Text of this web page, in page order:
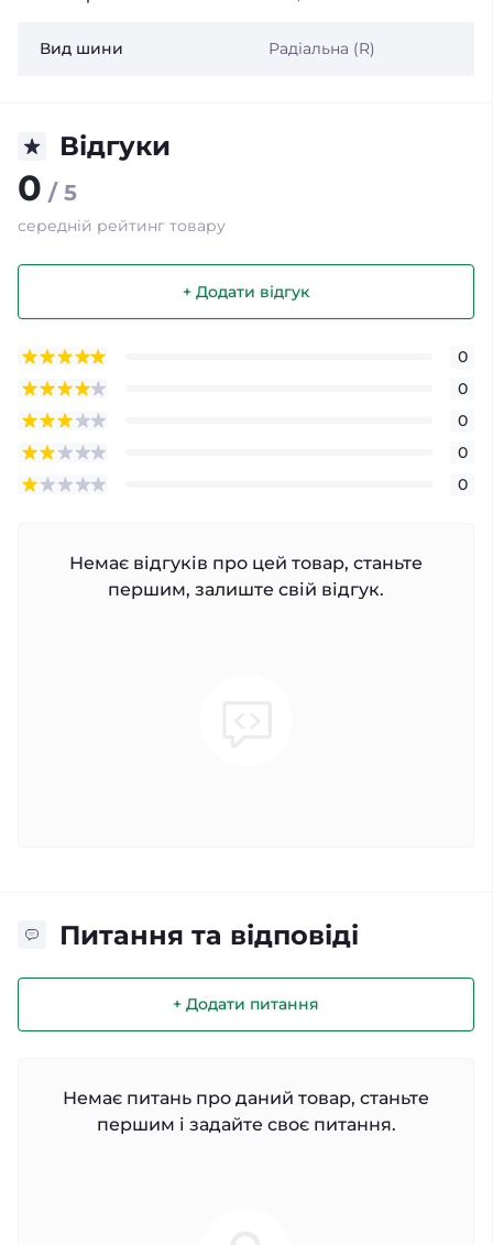
Вид шини Радіальна (R)
Відгуки
0 / 5
середній рейтинг товару
+ Додати відгук
0
0
0
0
0
Немає відгуків про цей товар, станьте
першим, залиште свій відгук.
Питання та відповіді
+ Додати питання
Немає питань про даний товар, станьте
першим і задайте своє питання.